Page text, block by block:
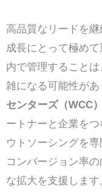
高品質なリードを
成長にとって極め
内で管理すること
雑になる可能性があ
センターズ（WCC）
ートナーと企業を
ウトソーシングを
コンバージョン率
な拡大を支援します